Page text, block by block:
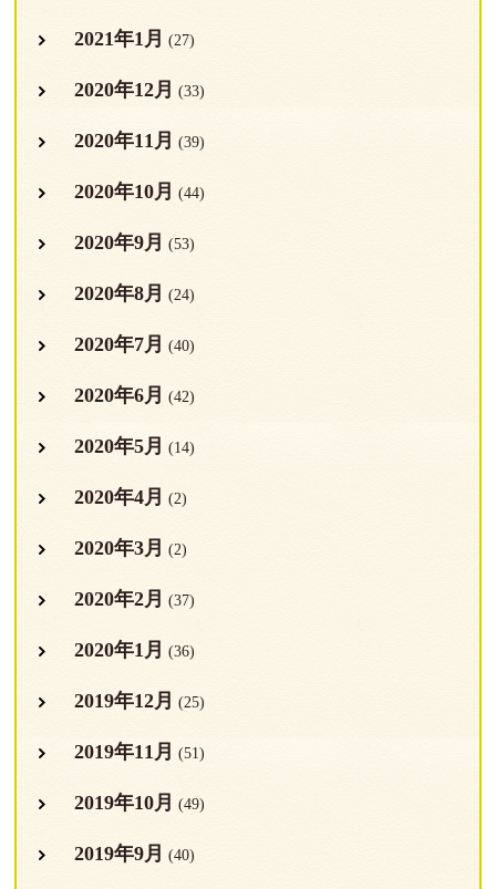
2021年1月 (27)
2020年12月 (33)
2020年11月 (39)
2020年10月 (44)
2020年9月 (53)
2020年8月 (24)
2020年7月 (40)
2020年6月 (42)
2020年5月 (14)
2020年4月 (2)
2020年3月 (2)
2020年2月 (37)
2020年1月 (36)
2019年12月 (25)
2019年11月 (51)
2019年10月 (49)
2019年9月 (40)